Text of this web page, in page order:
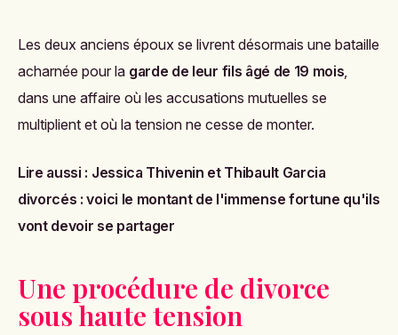
Les deux anciens époux se livrent désormais une bataille
acharnée pour la garde de leur fils âgé de 19 mois,
dans une affaire où les accusations mutuelles se
multiplient et où la tension ne cesse de monter.
Lire aussi : Jessica Thivenin et Thibault Garcia
divorcés : voici le montant de l'immense fortune qu'ils
vont devoir se partager
Une procédure de divorce
sous haute tension